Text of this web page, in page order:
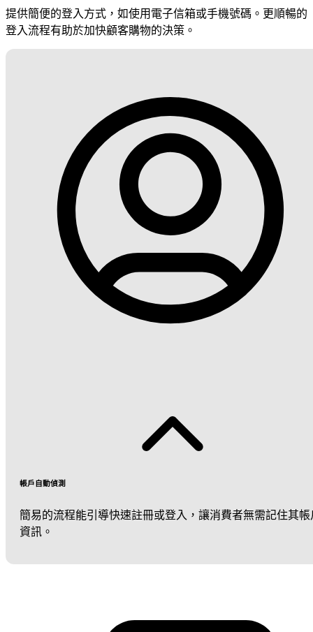
提供簡便的登入方式，如使用電子信箱或手機號碼。更順暢的
登入流程有助於加快顧客購物的決策。
帳戶自動偵測
簡易的流程能引導快速註冊或登入，讓消費者無需記住其帳
資訊。